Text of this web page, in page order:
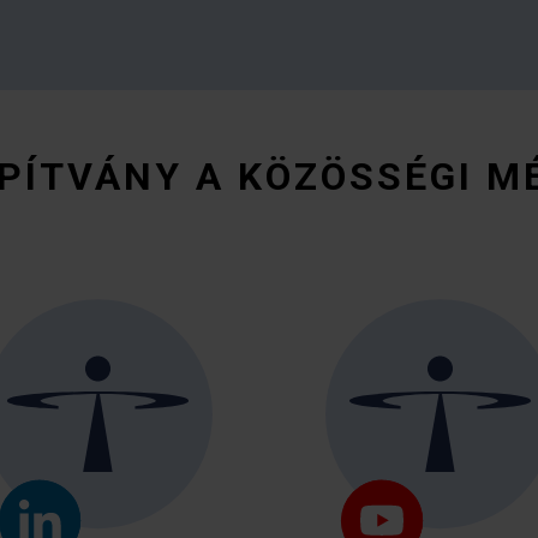
A KÖZÖSSÉGI